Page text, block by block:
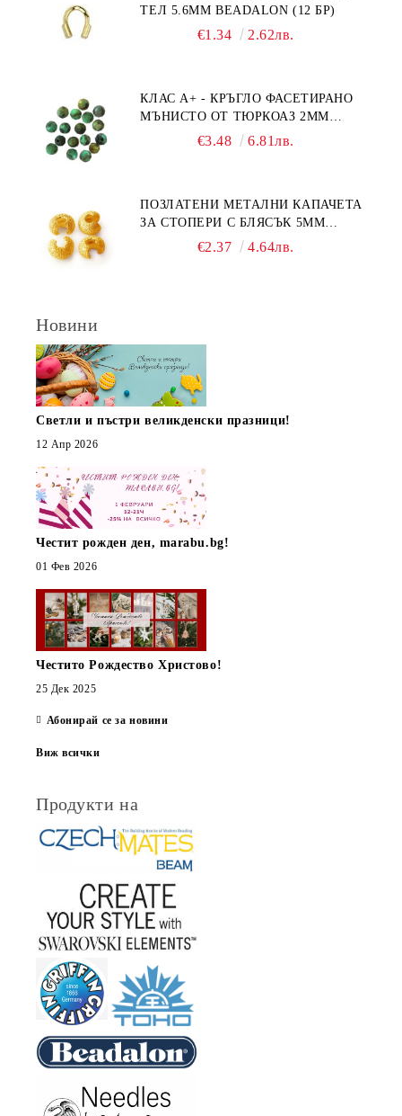
ТЕЛ 5.6ММ BEADALON (12 БР)
€1.34 2.62лв.
КЛАС А+ - КРЪГЛО ФАСЕТИРАНО
МЪНИСТО ОТ ТЮРКОАЗ 2ММ
€3.48 6.81лв.
ПОЗЛАТЕНИ МЕТАЛНИ КАПАЧЕТА
ЗА СТОПЕРИ С БЛЯСЪК 5ММ
€2.37 4.64лв.
Новини
Светли и пъстри великденски празници!
12 Апр 2026
Честит рожден ден, marabu.bg!
01 Фев 2026
Честито Рождество Христово!
25 Дек 2025
Абонирай се за новини
Виж всички
Продукти на